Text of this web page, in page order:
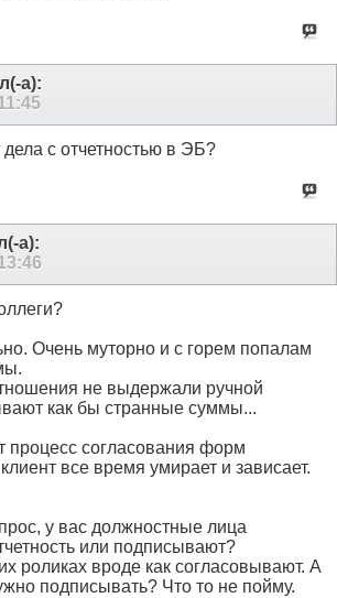
а):
дела с отчетностью в ЭБ?
а):
Очень муторно и с горем попалам
не выдержали ручной
как бы странные суммы...
процесс согласования форм
все время умирает и зависает.
у вас должностные лица
или подписывают?
роликах вроде как согласовывают. А
подписывать? Что то не пойму.